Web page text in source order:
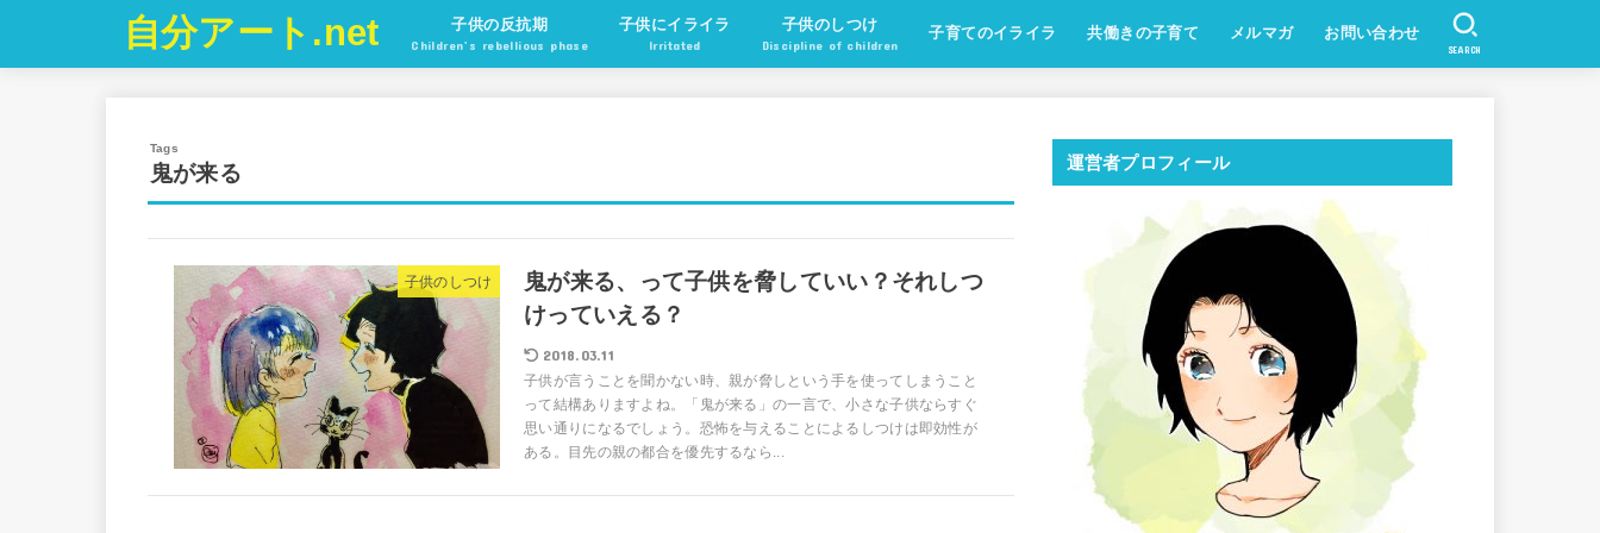
自分アート.net 子供の反抗期
Children’s rebellious phase
子供にイライラ
Irritated
子供のしつけ
Discipline of children
子育てのイライラ 共働きの子育て メルマガ お問い合わせ
SEARCH
鬼が来る
子供のしつけ
鬼が来る、って子供を脅していい？それしつ
けっていえる？
2018.03.11
子供が言うことを聞かない時、親が脅しという手を使ってしまうこと
って結構ありますよね。「鬼が来る」の一言で、小さな子供ならすぐ
思い通りになるでしょう。恐怖を与えることによるしつけは即効性が
ある。目先の親の都合を優先するなら...
運営者プロフィール